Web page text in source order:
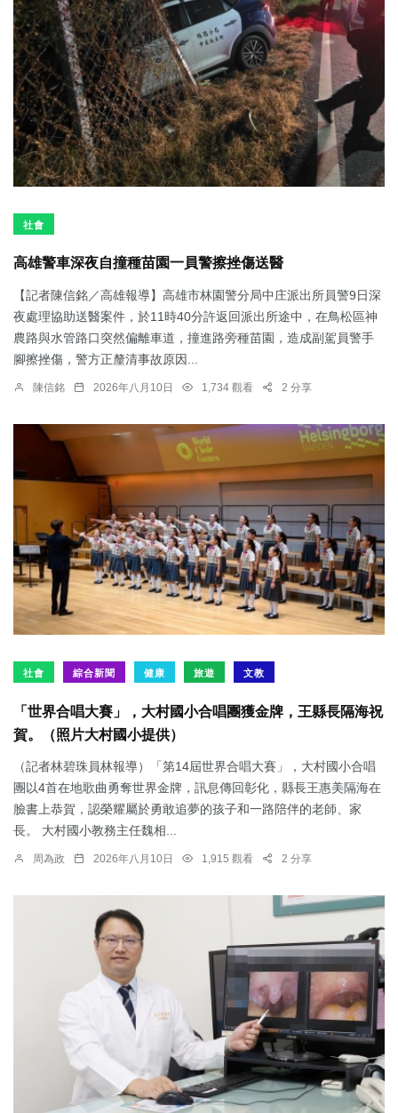
社會
高雄警車深夜自撞種苗園一員警擦挫傷送醫
【記者陳信銘／高雄報導】高雄市林園警分局中庄派出所員警9日深
夜處理協助送醫案件，於11時40分許返回派出所途中，在鳥松區神
農路與水管路口突然偏離車道，撞進路旁種苗園，造成副駕員警手
腳擦挫傷，警方正釐清事故原因...
陳信銘 2026年八月10日 1,734 觀看 2 分享
社會 綜合新聞 健康 旅遊 文教
「世界合唱大賽」，大村國小合唱團獲金牌，王縣長隔海祝
賀。（照片大村國小提供）
（記者林碧珠員林報導）「第14屆世界合唱大賽」，大村國小合唱
團以4首在地歌曲勇奪世界金牌，訊息傳回彰化，縣長王惠美隔海在
臉書上恭賀，認榮耀屬於勇敢追夢的孩子和一路陪伴的老師、家
長。 大村國小教務主任魏相...
周為政 2026年八月10日 1,915 觀看 2 分享